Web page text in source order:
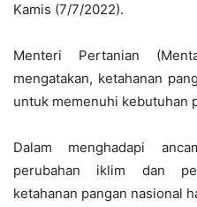
Kamis (7/7/2022).
Menteri Pertanian
mengatakan, ketahanan
untuk memenuhi kebutuhan
Dalam menghadapi
perubahan iklim dan
ketahanan pangan nasional